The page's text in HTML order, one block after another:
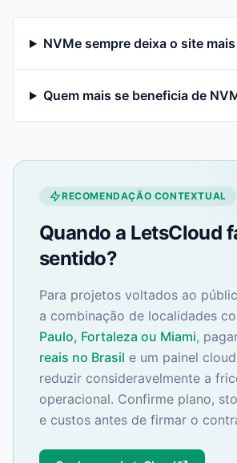
NVMe sempre deixa o site
Quem mais se beneficia de
RECOMENDAÇÃO CONTEXTUAL
Quando a LetsCloud
sentido?
Para projetos voltados ao
a combinação de localidades
Paulo, Fortaleza ou Miami,
reais no Brasil e um painel
reduzir consideravelmente a
operacional. Confirme plano,
e custos antes de firmar o